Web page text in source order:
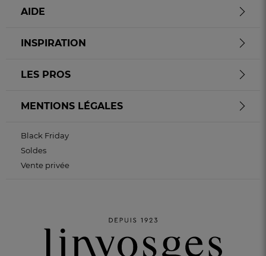
AIDE
INSPIRATION
LES PROS
MENTIONS LÉGALES
Black Friday
Soldes
Vente privée